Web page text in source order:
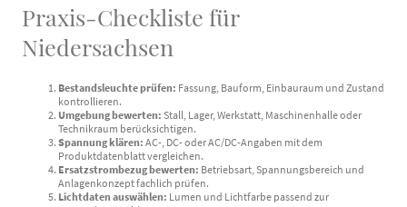
Praxis-Checkliste für
Niedersachsen
Bestandsleuchte prüfen: Fassung, Bauform, Einbauraum und Zustand
kontrollieren.
Umgebung bewerten: Stall, Lager, Werkstatt, Maschinenhalle oder
Technikraum berücksichtigen.
Spannung klären: AC-, DC- oder AC/DC-Angaben mit dem
Produktdatenblatt vergleichen.
Ersatzstrombezug bewerten: Betriebsart, Spannungsbereich und
Anlagenkonzept fachlich prüfen.
Lichtdaten auswählen: Lumen und Lichtfarbe passend zur